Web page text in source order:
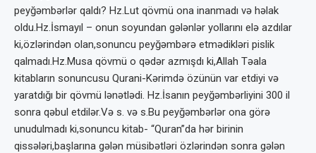
peyğəmbərlər qaldı? Hz.Lut qövmü ona inanmadı və həlak
oldu.Hz.İsmayıl – onun soyundan gələnlər yollarını elə azdılar
ki,özlərindən olan,sonuncu peyğəmbərə etmədikləri pislik
qalmadı.Hz.Musa qövmü o qədər azmışdı ki,Allah Təala
kitabların sonuncusu Qurani-Kərimdə özünün var etdiyi və
yaratdığı bir qövmü lənətlədi. Hz.İsanın peyğəmbərliyini 300 il
sonra qəbul etdilər.Və s. və s.Bu peyğəmbərlər ona görə
unudulmadı ki,sonuncu kitab- “Quran”da hər birinin
qissələri,başlarına gələn müsibətləri özlərindən sonra gələn